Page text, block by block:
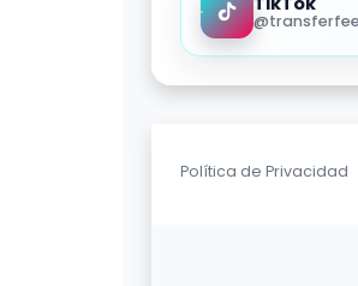
Política de Privacidad